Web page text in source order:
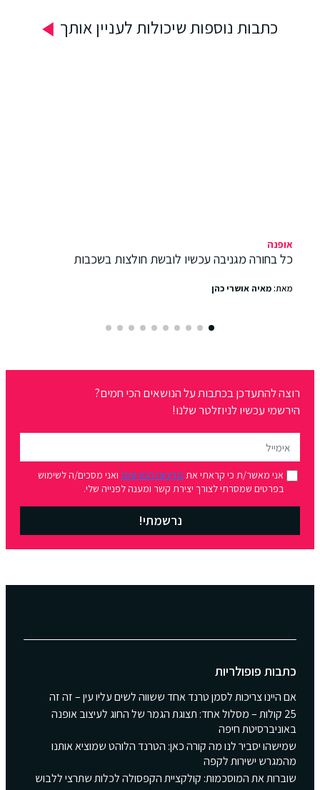
כתבות נוספות שיכולות לעניין אותך
בחורה מגניבה עכשיו לובשת חולצות בשכבות
מאיה אושרי כהן
להתעדכן בכתבות על הנושאים הכי חמים?
עכשיו לניוזלטר שלנו!
אני מאשר/ת כי קראתי אתמדיניות הפרטיותואני מסכים/ה לשימוש
בפרטים שמסרתי לצורך יצירת קשר ומענה לפנייה שלי.
נרשמתי!
פופולריות
צריכות לסמן טרנד אחד ששווה לשים עליו עין – זה זה
קולות – מסלול אחד: תצוגת הגמר של החוג לעיצוב אופנה
חיפה
יסביר לנו מה קורה כאן: הטרנד הלוהט שמוציא אותנו
ישירות לקפה
את המוסכמות: קולקציית הקפסולה לכלות שתרצי ללבוש